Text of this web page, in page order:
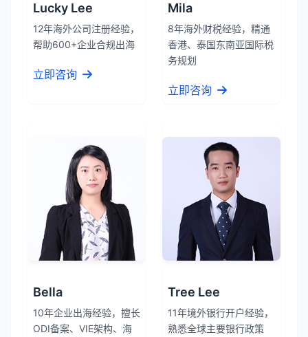
Lucky Lee
12年海外公司注册经验，
帮助600+企业合规出海
立即咨询
Mila
8年海外财税经验，精通
香港、泰国东南亚国际税
务规划
立即咨询
Bella
10年企业出海经验，擅长
ODI备案、VIE架构、海
Tree Lee
11年境外银行开户经验，
熟悉全球主要银行政策